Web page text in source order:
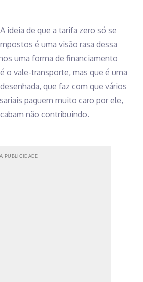
ideia de que a tarifa zero só se
é uma visão rasa dessa
uma forma de financiamento
o vale-transporte, mas que é uma
que faz com que vários
paguem muito caro por ele,
não contribuindo.
PUBLICIDADE